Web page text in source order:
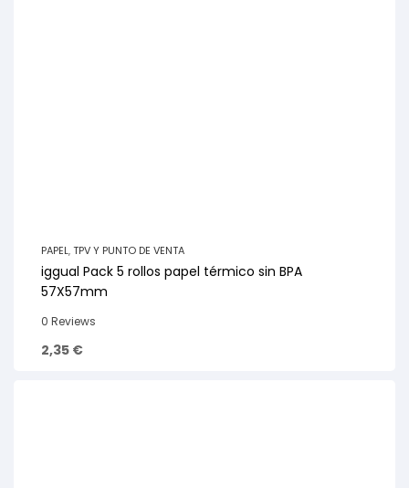
PAPEL,TPV Y PUNTO DE VENTA
iggual Pack 5 rollos papel térmico sin BPA
57X57mm
0 Reviews
2,35 €